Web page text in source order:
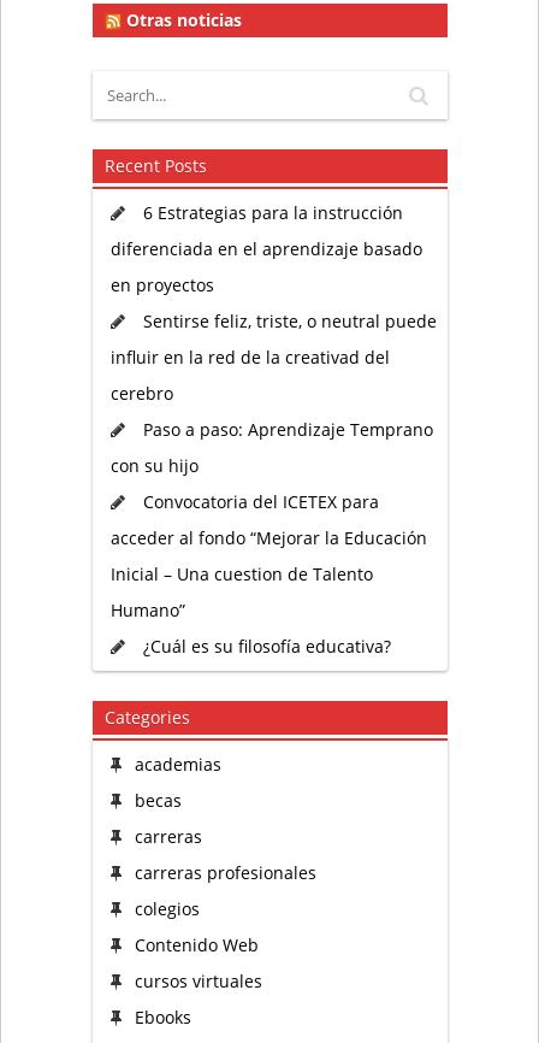
Otras noticias
Recent Posts
6 Estrategias para la instrucción
diferenciada en el aprendizaje basado
en proyectos
Sentirse feliz, triste, o neutral puede
influir en la red de la creativad del
cerebro
Paso a paso: Aprendizaje Temprano
con su hijo
Convocatoria del ICETEX para
acceder al fondo “Mejorar la Educación
Inicial – Una cuestion de Talento
Humano”
¿Cuál es su filosofía educativa?
Categories
academias
becas
carreras
carreras profesionales
colegios
Contenido Web
cursos virtuales
Ebooks